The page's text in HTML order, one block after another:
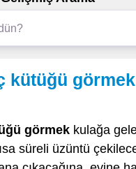
kütüğü görmek
görmek kulağa
süreli üzüntü